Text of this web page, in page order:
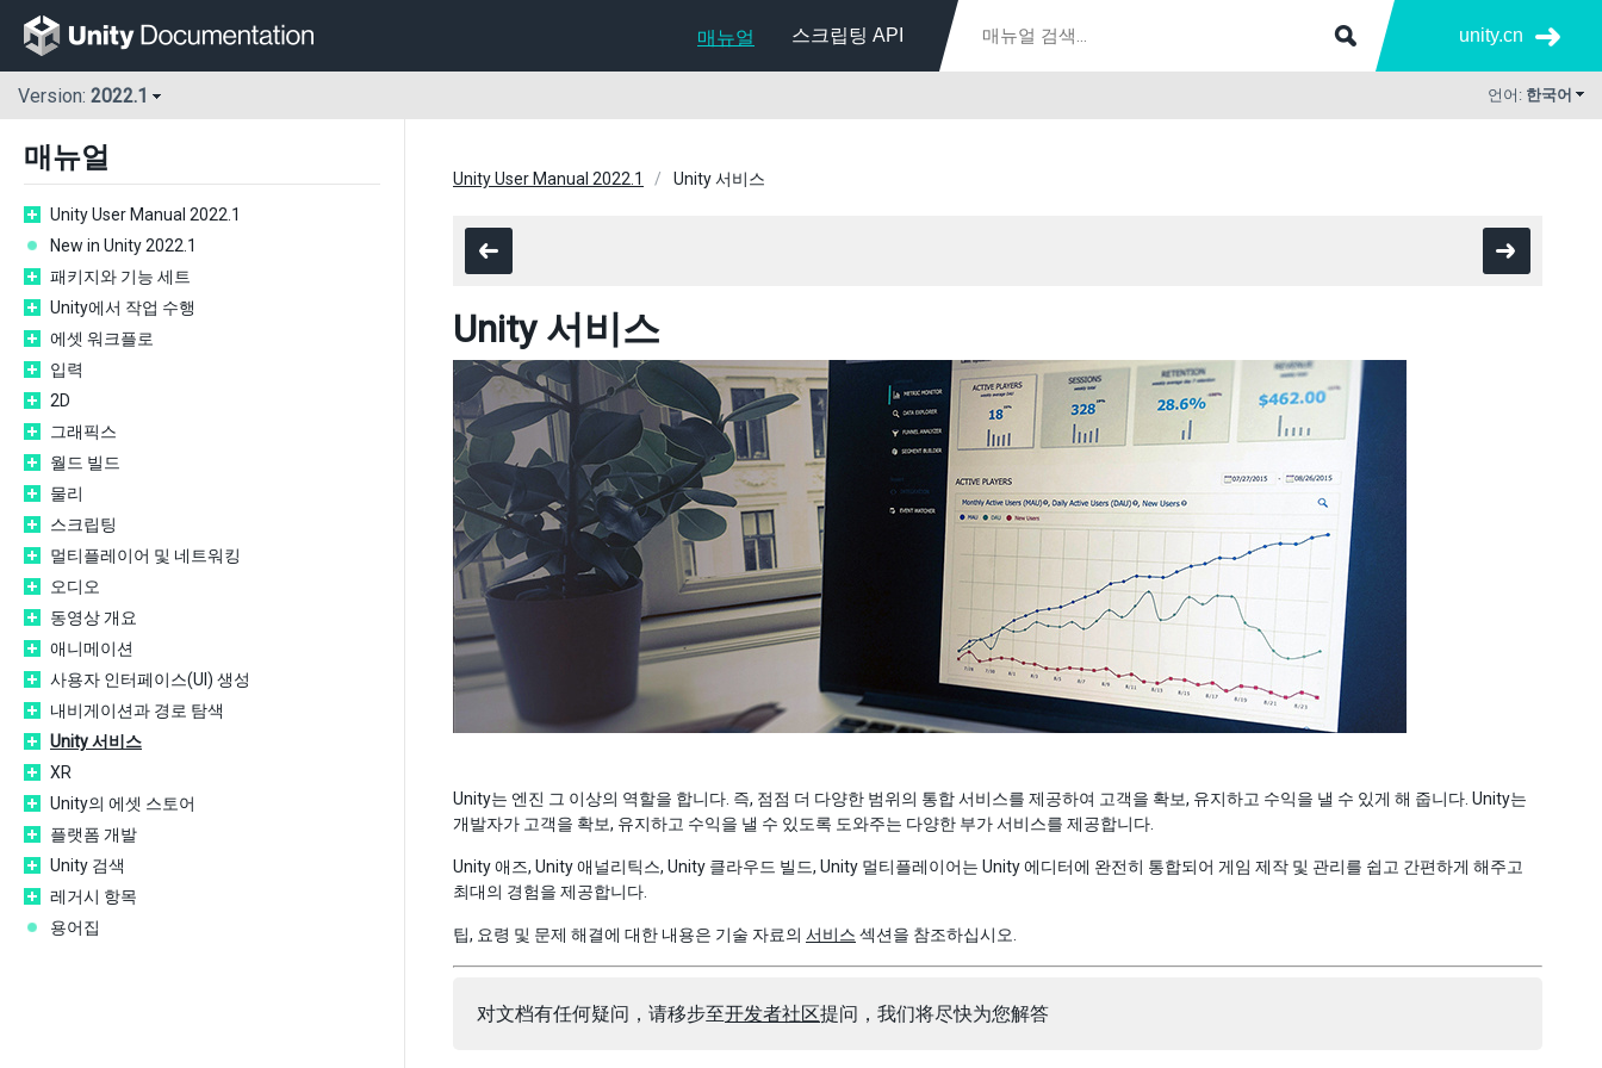
매뉴얼 스크립팅 API unity.cn
Version: 2022.1 언어: 한국어
매뉴얼
Unity User Manual 2022.1
New in Unity 2022.1
패키지와 기능 세트
Unity에서 작업 수행
에셋 워크플로
입력
2D
그래픽스
월드 빌드
물리
스크립팅
멀티플레이어 및 네트워킹
오디오
동영상 개요
애니메이션
사용자 인터페이스(UI) 생성
내비게이션과 경로 탐색
Unity 서비스
XR
Unity의 에셋 스토어
플랫폼 개발
Unity 검색
레거시 항목
용어집
Unity User Manual 2022.1 Unity 서비스
Unity 서비스
Unity는 엔진 그 이상의 역할을 합니다. 즉, 점점 더 다양한 범위의 통합 서비스를 제공하여 고객을 확보, 유지하고 수익을 낼 수 있게 해 줍니다. Unity는
개발자가 고객을 확보, 유지하고 수익을 낼 수 있도록 도와주는 다양한 부가 서비스를 제공합니다.
Unity 애즈, Unity 애널리틱스, Unity 클라우드 빌드, Unity 멀티플레이어는 Unity 에디터에 완전히 통합되어 게임 제작 및 관리를 쉽고 간편하게 해주고
최대의 경험을 제공합니다.
팁, 요령 및 문제 해결에 대한 내용은 기술 자료의 서비스 섹션을 참조하십시오.
对文档有任何疑问，请移步至开发者社区提问，我们将尽快为您解答